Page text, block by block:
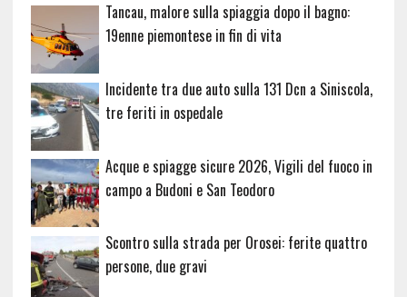
Tancau, malore sulla spiaggia dopo il bagno:
19enne piemontese in fin di vita
Incidente tra due auto sulla 131 Dcn a Siniscola,
tre feriti in ospedale
Acque e spiagge sicure 2026, Vigili del fuoco in
campo a Budoni e San Teodoro
Scontro sulla strada per Orosei: ferite quattro
persone, due gravi